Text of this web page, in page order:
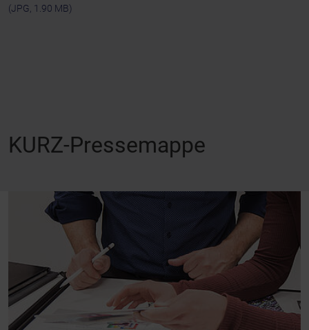
(JPG, 1.90 MB)
KURZ-Pressemappe